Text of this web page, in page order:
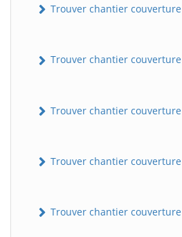
Trouver chantier
Trouver chantier
Trouver chantier
Trouver chantier
Trouver chantier